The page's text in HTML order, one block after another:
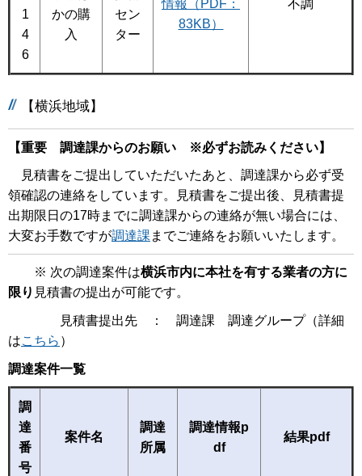
1
4
6
かの購
入
セン
ター
情報（PDF：
83KB）
不調
【横浜地域】
【重要 調達課からのお願い ※必ずお読みください】
見積書をご提出していただいたあと、調達課から必ず受
領確認の連絡をしています。見積書をご提出後、見積書提
出期限日の17時までに調達課からの連絡が無い場合には、
大変お手数ですが調達課 までご連絡をお願いいたします。
※ 次の調達案件は横浜市内に本社を有する業者の方に
限り 見積書の提出が可能です。
見積書提出先 ： 調達課 調達グループ（詳細
はこちら ）
調達案件一覧
調
達
番
号
案件名
調達
所属
調達情報p
df
結果pdf